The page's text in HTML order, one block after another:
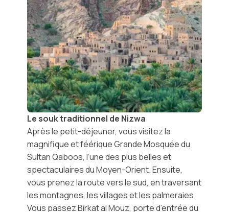
Le souk traditionnel de Nizwa
Après le petit-déjeuner, vous visitez la
magnifique et féériqueGrande Mosquée du
Sultan Qaboos, l’une des plus belles et
spectaculaires du Moyen-Orient. Ensuite,
vous prenez la route vers le sud, en traversant
les montagnes, les villages et les palmeraies.
Vous passezBirkat al Mouz, porte d’entrée du